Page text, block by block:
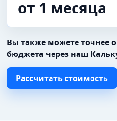
от 1 месяца
Вы также можете точнее
бюджета через наш
Рассчитать стоимость